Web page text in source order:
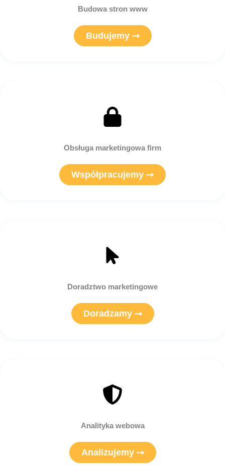
Budowa stron www
Budujemy
Obsługa marketingowa firm
Współpracujemy
Doradztwo marketingowe
Doradzamy
Analityka webowa
Analizujemy